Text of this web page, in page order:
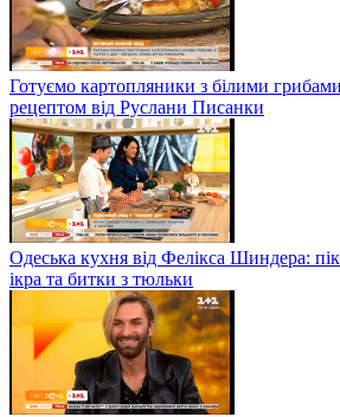
Готуємо картопляники з білими
рецептом від Руслани Писанки
Одеська кухня від Фелікса Шиндера:
ікра та битки з тюльки